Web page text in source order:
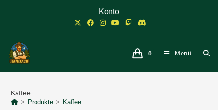
Konto
0 Menü
Kaffee
> Produkte > Kaffee